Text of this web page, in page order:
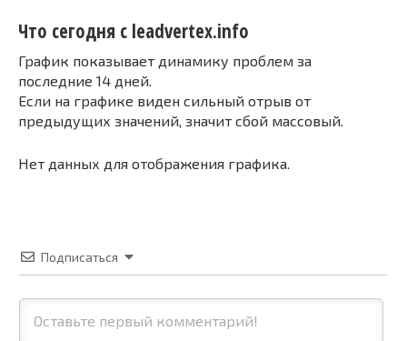
Что сегодня с leadvertex.info
График показывает динамику проблем за
последние 14 дней.
Если на графике виден сильный отрыв от
предыдущих значений, значит сбой массовый.
Нет данных для отображения графика.
Подписаться